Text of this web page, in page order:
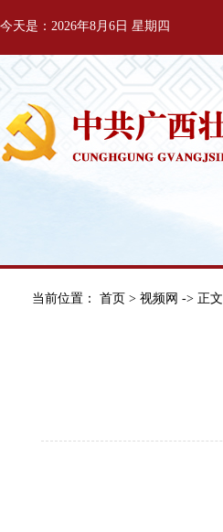
今天是：2026年8月6日 星期四
当前位置： 首页 > 视频网 -> 正文